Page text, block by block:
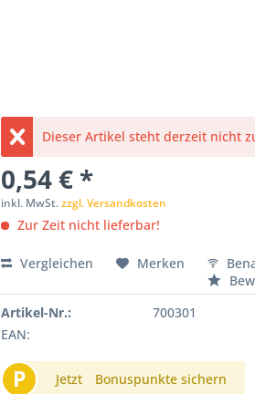
Dieser Artikel steht derzeit nicht
0,54 € *
inkl. MwSt.zzgl. Versandkosten
Zur Zeit nicht lieferbar!
Vergleichen Merken
Artikel-Nr.:
700301
EAN:
P Jetzt Bonuspunkte sichern